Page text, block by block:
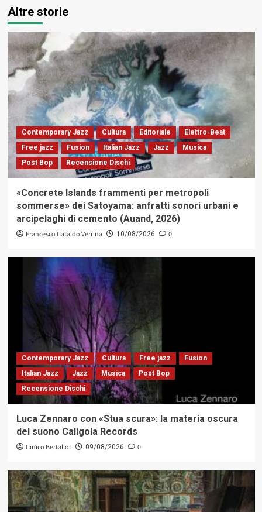
Altre storie
Contemporary Jazz Cultura Editoriale
Elettro-Beat
Free jazz
Fusion Italian Jazz Jazz
Musica
Post Bop
Recensione Dischi
«Concrete Islands frammenti per metropoli
sommerse» dei Satoyama: anfratti sonori urbani e
arcipelaghi di cemento (Auand, 2026)
Francesco Cataldo Verrina 10/08/2026 0
Contemporary Jazz Cultura Free jazz
Fusion
Italian Jazz
Jazz Musica
Post Bop
Recensione Dischi
Luca Zennaro con «Stua scura»: la materia oscura
del suono Caligola Records
Cinico Bertallot 09/08/2026 0